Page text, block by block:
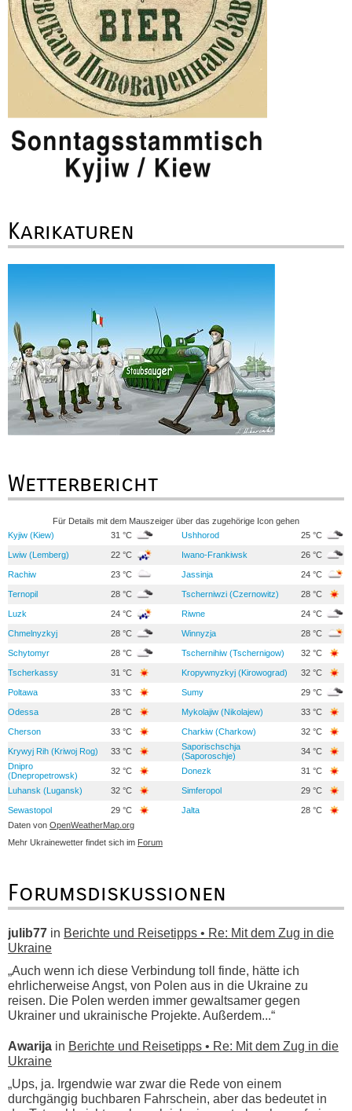
Karikaturen
Wetterbericht
Für Details mit dem Mauszeiger über das zugehörige Icon gehen
Kyjiw (Kiew)
31 °C Ushhorod 25 °C
Lwiw (Lemberg) 22 °C Iwano-Frankiwsk 26 °C
Rachiw 23 °C Jassinja 24 °C
Ternopil 28 °C Tscherniwzi (Czernowitz) 28 °C
Luzk 24 °C Riwne 24 °C
Chmelnyzkyj 28 °C Winnyzja 28 °C
Schytomyr 28 °C Tschernihiw (Tschernigow) 32 °C
Tscherkassy 31 °C Kropywnyzkyj (Kirowograd) 32 °C
Poltawa 33 °C Sumy 29 °C
Odessa 28 °C Mykolajiw (Nikolajew) 33 °C
Cherson 33 °C Charkiw (Charkow) 32 °C
Krywyj Rih (Kriwoj Rog) 33 °C
Saporischschja
(Saporoschje)
34 °C
Dnipro
(Dnepropetrowsk)
32 °C Donezk 31 °C
Luhansk (Lugansk) 32 °C Simferopol 29 °C
Sewastopol 29 °C Jalta
28 °C
Daten von OpenWeatherMap.org
Mehr Ukrainewetter findet sich im Forum
Forumsdiskussionen
julib77 in Berichte und Reisetipps • Re: Mit dem Zug in die
Ukraine
„Auch wenn ich diese Verbindung toll finde, hätte ich
ehrlicherweise Angst, von Polen aus in die Ukraine zu
reisen. Die Polen werden immer gewaltsamer gegen
Ukrainer und ukrainische Projekte. Außerdem...“
Awarija in Berichte und Reisetipps • Re: Mit dem Zug in die
Ukraine
„Ups, ja. Irgendwie war zwar die Rede von einem
durchgängig buchbaren Fahrschein, aber das bedeutet in